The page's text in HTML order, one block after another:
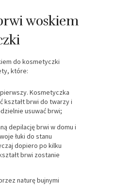
woskiem
do kosmetyczki
które:
Kosmetyczka
kształt brwi do twarzy i
usuwać brwi;
depilację brwi w domu i
łuki do stanu
dopiero po kilku
brwi zostanie
naturę bujnymi